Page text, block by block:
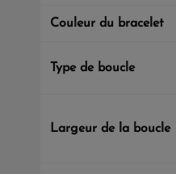
Couleur du bracelet
Type de boucle
Largeur de la boucle